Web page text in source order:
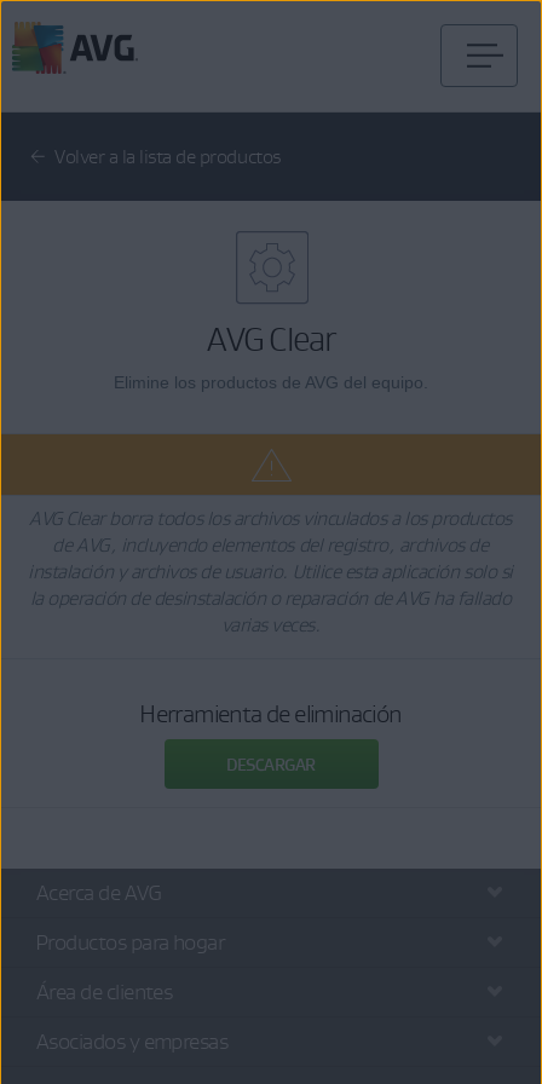
al
Volver a la lista de productos
AVG Clear
Elimine los productos de AVG del equipo.
AVG Clear borra todos los archivos vinculados a los productos
de AVG, incluyendo elementos del registro, archivos de
instalación y archivos de usuario. Utilice esta aplicación solo si
la operación de desinstalación o reparación de AVG ha fallado
varias veces.
Herramienta de eliminación
DESCARGAR
Acerca de AVG
Productos para hogar
Área de clientes
Asociados y empresas